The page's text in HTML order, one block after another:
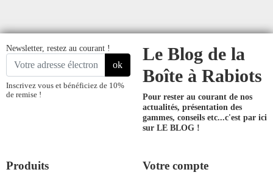
Newsletter, restez au courant !
ok
Inscrivez vous et bénéficiez de 10%
de remise !
Le Blog de la
Boîte à Rabiots
Pour rester au courant de nos
actualités, présentation des
gammes, conseils etc...c'est par ici
sur LE BLOG !
Produits Votre compte